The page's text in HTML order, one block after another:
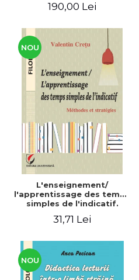
Armağan/ POLIFONII
și civilizația turcă în lume.
Centenarului
190,00 Lei
NOU
L'enseignement/
l'apprentissage des temps
simples de l'indicatif.
31,71 Lei
NOU